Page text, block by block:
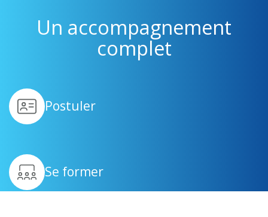
Un accompagnement
complet
Postuler
Se former